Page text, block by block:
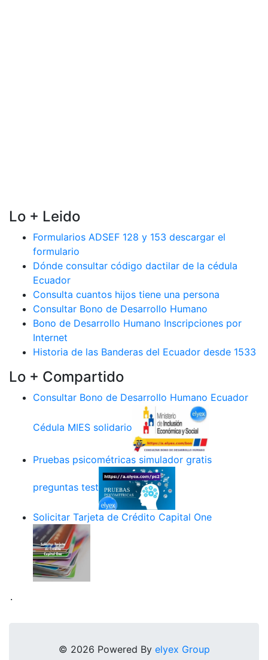
Lo + Leido
Formularios ADSEF 128 y 153 descargar el
formulario
Dónde consultar código dactilar de la cédula
Ecuador
Consulta cuantos hijos tiene una persona
Consultar Bono de Desarrollo Humano
Bono de Desarrollo Humano Inscripciones por
Internet
Historia de las Banderas del Ecuador desde 1533
Lo + Compartido
Consultar Bono de Desarrollo Humano Ecuador
Cédula MIES solidario
Pruebas psicométricas simulador gratis
preguntas test
Solicitar Tarjeta de Crédito Capital One
.
© 2026 Powered By elyex Group